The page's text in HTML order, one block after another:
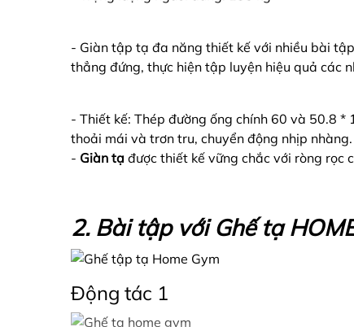
- Giàn tập tạ đa năng thiết kế với nhiều bài
thẳng đứng, thực hiện tập luyện hiệu quả các
- Thiết kế: Thép đường ống chính 60 và 50.8
thoải mái và trơn tru, chuyển động nhịp nhàng.
- Giàn tạ được thiết kế vững chắc với ròng rọc
2. Bài tập với Ghế tạ
Động tác 1